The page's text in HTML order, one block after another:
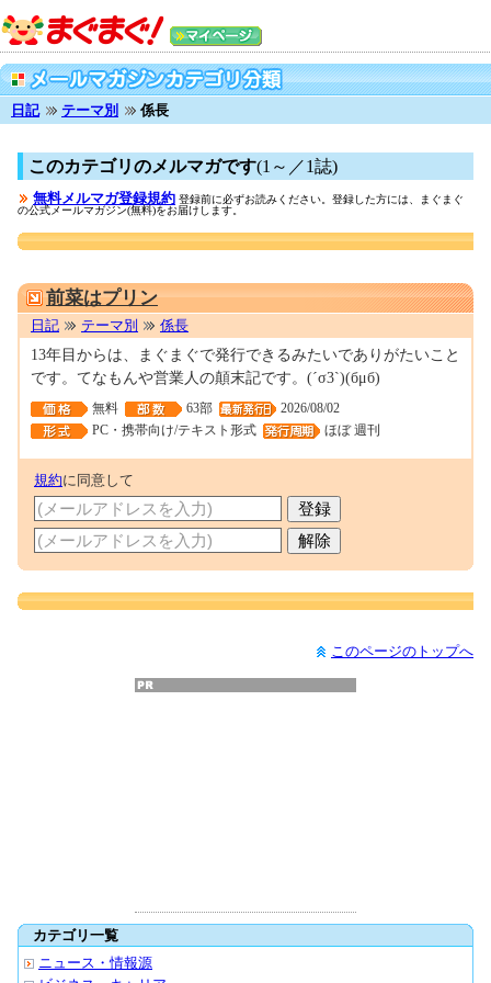
日記 テーマ別 係長
このカテゴリのメルマガです(1～／1誌)
無料メルマガ登録規約 登録前に必ずお読みください。登録した方には、まぐまぐ
の公式メールマガジン(無料)をお届けします。
前菜はプリン
日記 テーマ別 係長
13年目からは、まぐまぐで発行できるみたいでありがたいこと
です。てなもんや営業人の顛末記です。(´σ3`)(бμб)
無料 63部
2026/08/02
PC・携帯向け/テキスト形式
ほぼ 週刊
規約に同意して
このページのトップへ
カテゴリ一覧
ニュース・情報源